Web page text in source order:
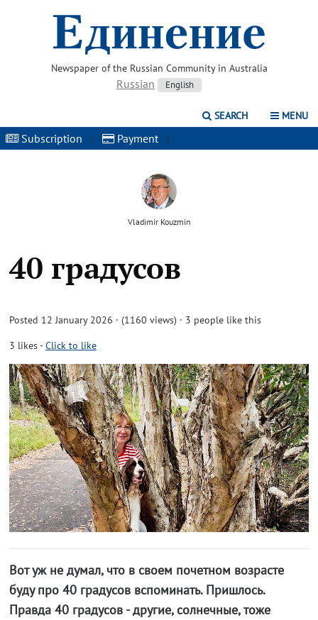
Newspaper of the Russian Community in Australia
Russian English
SEARCH MENU
Subscription | Payment |
Vladimir Kouzmin
40 градусов
Posted 12 January 2026 · (1160 views) · 3 people like this
3 likes-Click to like
Вот уж не думал, что в своем почетном возрасте
буду про 40 градусов вспоминать. Пришлось.
Правда 40 градусов - другие, солнечные, тоже